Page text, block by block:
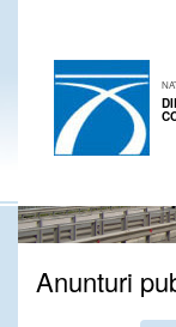
Anunturi